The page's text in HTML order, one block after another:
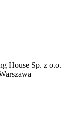
House Sp. z o.o.